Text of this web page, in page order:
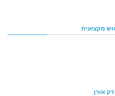
מקצועית
אורן